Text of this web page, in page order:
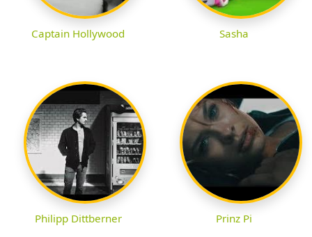
Captain Hollywood Sasha
Philipp Dittberner Prinz Pi